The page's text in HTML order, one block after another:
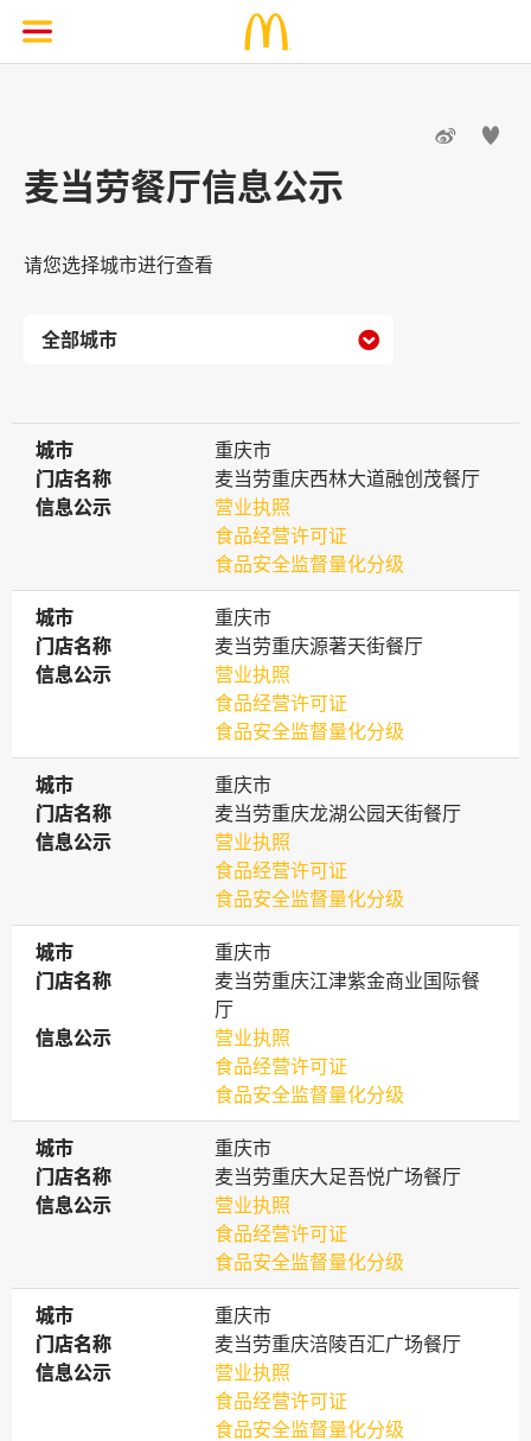
 
麦当劳餐厅信息公示
请您选择城市进行查看

城市
城市
重庆市
门店名称
门店名称
麦当劳重庆西林大道融创茂餐厅
信息公示
信息公示
营业执照
食品经营许可证
食品安全监督量化分级
城市
城市
重庆市
门店名称
门店名称
麦当劳重庆源著天街餐厅
信息公示
信息公示
营业执照
食品经营许可证
食品安全监督量化分级
城市
城市
重庆市
门店名称
门店名称
麦当劳重庆龙湖公园天街餐厅
信息公示
信息公示
营业执照
食品经营许可证
食品安全监督量化分级
城市
城市
重庆市
门店名称
门店名称
麦当劳重庆江津紫金商业国际餐
厅
信息公示
信息公示
营业执照
食品经营许可证
食品安全监督量化分级
城市
城市
重庆市
门店名称
门店名称
麦当劳重庆大足吾悦广场餐厅
信息公示
信息公示
营业执照
食品经营许可证
食品安全监督量化分级
城市
城市
重庆市
门店名称
门店名称
麦当劳重庆涪陵百汇广场餐厅
信息公示
信息公示
营业执照
食品经营许可证
食品安全监督量化分级